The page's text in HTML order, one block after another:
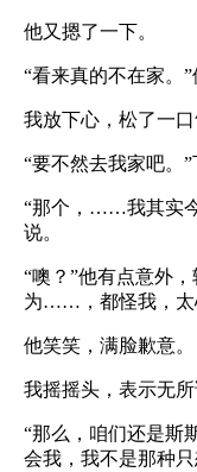
他又摁了一下。
“看来真的不在家。”
我放下心，松了一口
“要不然去我家吧。”
“那个，……我其实
说。
“噢？”他有点意外
为……，都怪我，太
他笑笑，满脸歉意。
我摇摇头，表示无所
“那么，咱们还是斯
会我，我不是那种